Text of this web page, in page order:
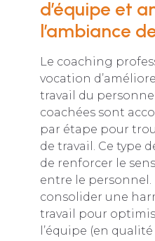
d’équipe et
l’ambiance
Le coaching
vocation
travail du
coachées sont
par étape pour
de travail. Ce type
de renforcer le
entre le personnel.
consolider une
travail pour
l’équipe (en